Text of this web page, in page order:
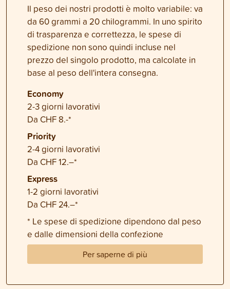
Il peso dei nostri prodotti è molto variabile: va
da 60 grammi a 20 chilogrammi. In uno spirito
di trasparenza e correttezza, le spese di
spedizione non sono quindi incluse nel
prezzo del singolo prodotto, ma calcolate in
base al peso dell'intera consegna.
Economy
2-3 giorni lavorativi
Da CHF 8.-*
Priority
2-4 giorni lavorativi
Da CHF 12.–*
Express
1-2 giorni lavorativi
Da CHF 24.–*
* Le spese di spedizione dipendono dal peso
e dalle dimensioni della confezione
Per saperne di più